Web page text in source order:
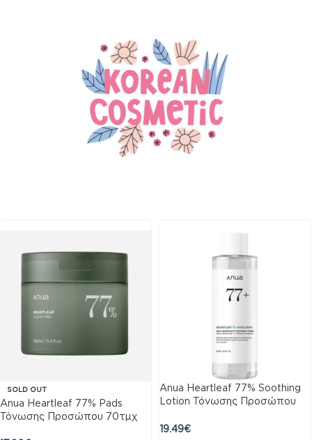
SOLD OUT
Anua Heartleaf 77% Pads
Τόνωσης Προσώπου 70τμχ
Anua Heartleaf 77% Soothing
Lotion Τόνωσης Προσώπου
19.49€